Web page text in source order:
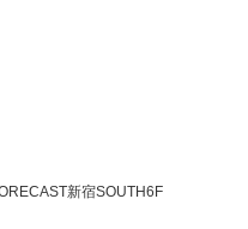
新宿SOUTH6F